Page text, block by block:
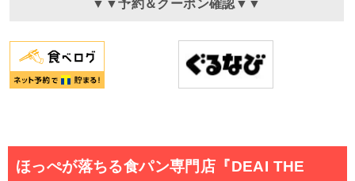
▼▼予約＆クーポン確認▼▼
ほっぺが落ちる食パン専門店『DEAI THE